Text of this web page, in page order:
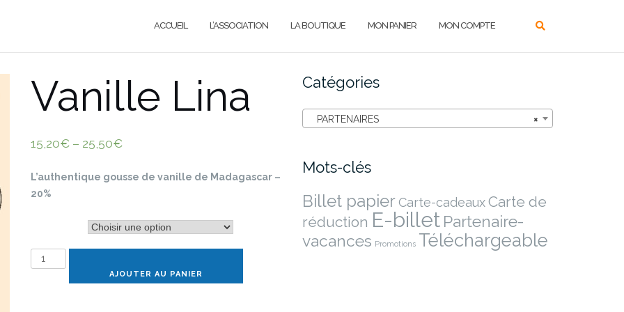
ACCUEIL L’ASSOCIATION LA BOUTIQUE MON PANIER MON COMPTE
Vanille Lina
15,20€ – 25,50€
L’authentique gousse de vanille de Madagascar –
20%
quantité
AJOUTER AU PANIER
Catégories
×
PARTENAIRES
Mots-clés
Billet papier Carte-cadeauxCarte de
réduction E-billet Partenaire-
vacances Promotions Téléchargeable